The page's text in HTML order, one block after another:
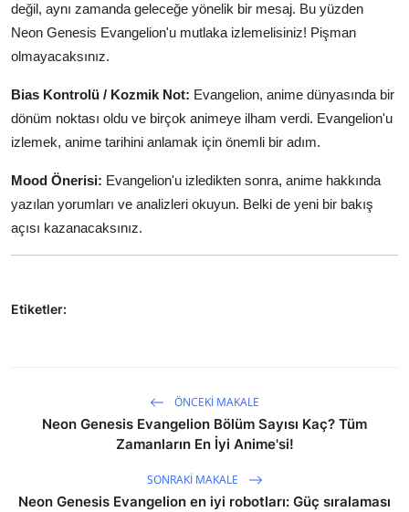
değil, aynı zamanda geleceğe yönelik bir mesaj. Bu yüzden
Neon Genesis Evangelion'u mutlaka izlemelisiniz! Pişman
olmayacaksınız.
Bias Kontrolü / Kozmik Not: Evangelion, anime dünyasında bir
dönüm noktası oldu ve birçok animeye ilham verdi. Evangelion'u
izlemek, anime tarihini anlamak için önemli bir adım.
Mood Önerisi: Evangelion'u izledikten sonra, anime hakkında
yazılan yorumları ve analizleri okuyun. Belki de yeni bir bakış
açısı kazanacaksınız.
Etiketler:
ÖNCEKI MAKALE
Neon Genesis Evangelion Bölüm Sayısı Kaç? Tüm
Zamanların En İyi Anime'si!
SONRAKI MAKALE
Neon Genesis Evangelion en iyi robotları: Güç sıralaması